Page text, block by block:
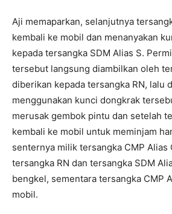
Aji memaparkan, selanjutnya
kembali ke mobil dan menanyakan
kepada tersangka SDM Alias S.
tersebut langsung diambilkan oleh
diberikan kepada tersangka RN, lalu
menggunakan kunci dongkrak
merusak gembok pintu dan setelah
kembali ke mobil untuk meminjam
senternya milik tersangka CMP Alias
tersangka RN dan tersangka SDM
bengkel, sementara tersangka CMP
mobil.